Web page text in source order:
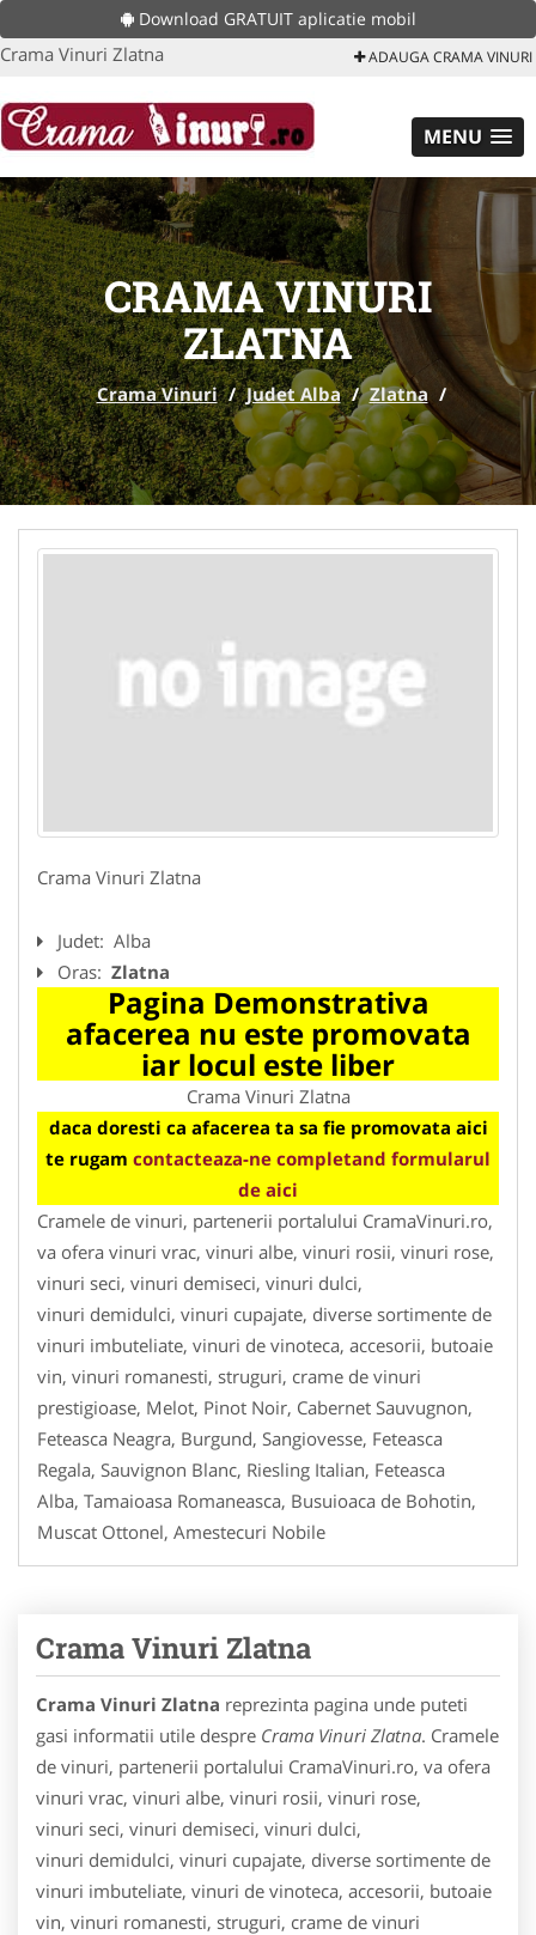
Download GRATUIT aplicatie mobil
Crama Vinuri Zlatna ADAUGA CRAMA VINURI
MENU
CRAMA VINURI
ZLATNA
Crama Vinuri / Judet Alba / Zlatna /
Crama Vinuri Zlatna
Judet: Alba
Oras: Zlatna
Pagina Demonstrativa
afacerea nu este promovata
iar locul este liber
Crama Vinuri Zlatna
daca doresti ca afacerea ta sa fie promovata aici
te rugam contacteaza-ne completand formularul
de aici
Cramele de vinuri, partenerii portalului CramaVinuri.ro,
va ofera vinuri vrac, vinuri albe, vinuri rosii, vinuri rose,
vinuri seci, vinuri demiseci, vinuri dulci,
vinuri demidulci, vinuri cupajate, diverse sortimente de
vinuri imbuteliate, vinuri de vinoteca, accesorii, butoaie
vin, vinuri romanesti, struguri, crame de vinuri
prestigioase, Melot, Pinot Noir, Cabernet Sauvugnon,
Feteasca Neagra, Burgund, Sangiovesse, Feteasca
Regala, Sauvignon Blanc, Riesling Italian, Feteasca
Alba, Tamaioasa Romaneasca, Busuioaca de Bohotin,
Muscat Ottonel, Amestecuri Nobile
Crama Vinuri Zlatna
Crama Vinuri Zlatna reprezinta pagina unde puteti
gasi informatii utile despre Crama Vinuri Zlatna. Cramele
de vinuri, partenerii portalului CramaVinuri.ro, va ofera
vinuri vrac, vinuri albe, vinuri rosii, vinuri rose,
vinuri seci, vinuri demiseci, vinuri dulci,
vinuri demidulci, vinuri cupajate, diverse sortimente de
vinuri imbuteliate, vinuri de vinoteca, accesorii, butoaie
vin, vinuri romanesti, struguri, crame de vinuri